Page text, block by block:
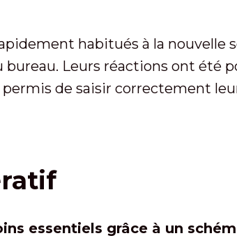
habitués à la
Leurs réactions ont été
de saisir correctement
essentiels grâce à un